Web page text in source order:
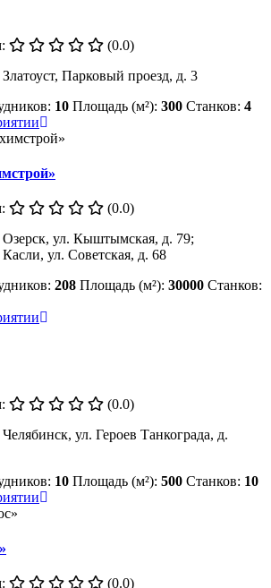
(0.0)
Парковый проезд, д. 3
10 Площадь (м²): 300 Станков: 4
(0.0)
Озерск, ул. Кыштымская, д. 79;
ул. Советская, д. 68
208 Площадь (м²): 30000 Станков:
(0.0)
ул. Героев Танкограда, д.
10 Площадь (м²): 500 Станков: 10
(0.0)